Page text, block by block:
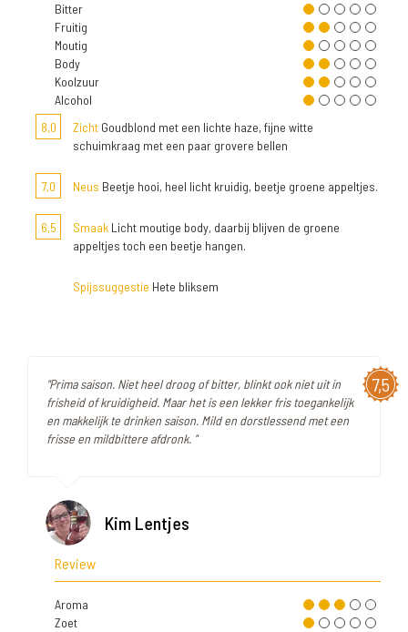
Bitter
Fruitig
Moutig
Body
Koolzuur
Alcohol
8,0
Zicht Goudblond met een lichte haze, fijne witte
schuimkraag met een paar grovere bellen
7,0 Neus Beetje hooi, heel licht kruidig, beetje groene appeltjes.
6,5 Smaak Licht moutige body, daarbij blijven de groene
appeltjes toch een beetje hangen.
Spijssuggestie Hete bliksem
7,5
"Prima saison. Niet heel droog of bitter, blinkt ook niet uit in
frisheid of kruidigheid. Maar het is een lekker fris toegankelijk
en makkelijk te drinken saison. Mild en dorstlessend met een
frisse en mildbittere afdronk. "
Kim Lentjes
Review
Aroma
Zoet